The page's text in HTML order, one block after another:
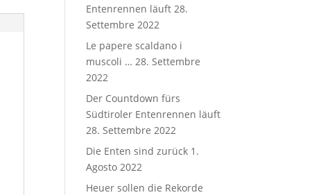
Entenrennen läuft 28.
Settembre 2022
Le papere scaldano i
muscoli … 28. Settembre
2022
Der Countdown fürs
Südtiroler Entenrennen läuft
28. Settembre 2022
Die Enten sind zurück 1.
Agosto 2022
Heuer sollen die Rekorde